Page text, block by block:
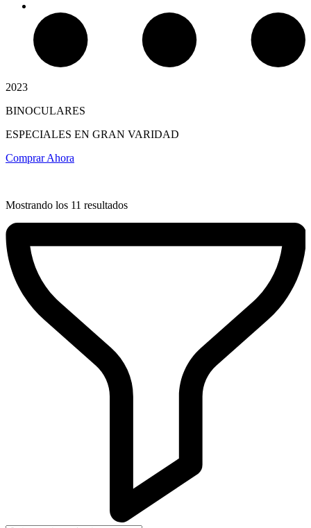
Termostatos y Valvulas
2023
BINOCULARES
ESPECIALES EN GRAN VARIDAD
Comprar Ahora
Mostrando los 11 resultados